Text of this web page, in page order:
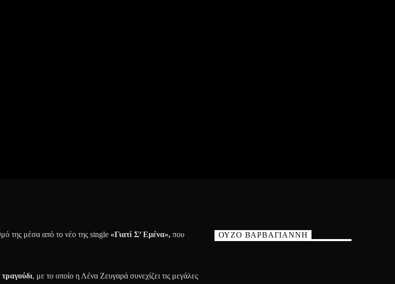
της μέσα από το νέο της single «Γιατί Σ’ Εμένα»,που
, με το οποίο η Λένα Ζευγαρά συνεχίζει τις μεγάλες
ΟΥΖΟ ΒΑΡΒΑΓΙΑΝΝΗ